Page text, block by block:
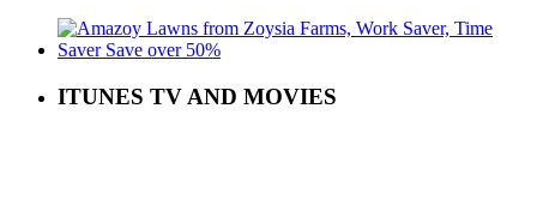
ITUNES TV AND MOVIES